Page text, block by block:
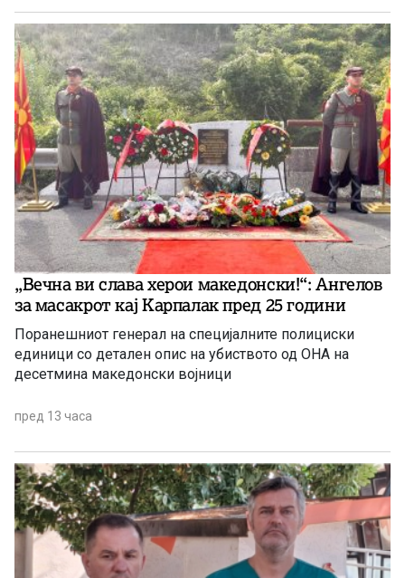
„Вечна ви слава херои македонски!“: Ангелов
за масакрот кај Карпалак пред 25 години
Поранешниот генерал на специјалните полициски
единици со детален опис на убиството од ОНА на
десетмина македонски војници
пред 13 часа